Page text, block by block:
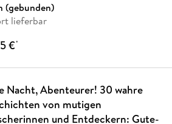
(gebunden)
lieferbar
€*
Nacht, Abenteurer! 30 wahre
von mutigen
und Entdeckern: Gute-